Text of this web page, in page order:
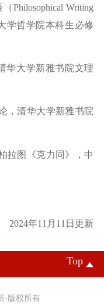
Philosophical Writing
学哲学院本科生必修
华大学新雅书院文理
，清华大学新雅书院
拉图《克力同》，中
2024年11月11日更新
Top
-版权所有